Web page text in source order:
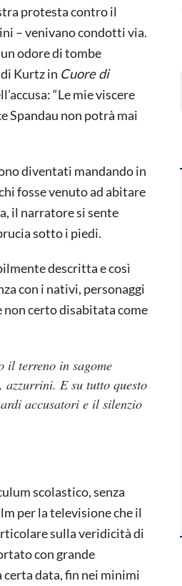
protesta contro il
– venivano condotti via.
odore di tombe
Kurtz in Cuore di
“Le mie viscere
Spandau non potrà mai
diventati mandando in
fosse venuto ad abitare
il narratore si sente
sotto i piedi.
descritta e così
con i nativi, personaggi
non certo disabitata come
il terreno in sagome
E su tutto questo
accusatori e il silenzio
scolastico, senza
per la televisione che il
sulla veridicità di
con grande
data, fin nei minimi